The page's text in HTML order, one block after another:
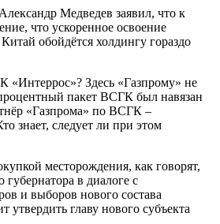
Медведев заявил, что к
что ускоренное освоение
обойдётся холдингу гораздо
«Интеррос»? Здесь «Газпрому» не
пакет ВСГК был навязан
«Газпрома» по ВСГК –
знает, следует ли при этом
месторождения, как говорят,
в диалоге с
и выборов нового состава
главу нового субъекта